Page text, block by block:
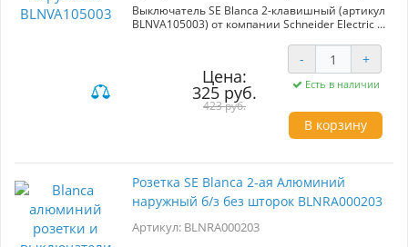
Выключатель SE Blanca 2-клавишный (артикул
BLNVA105003) от компании Schneider Electric –
освещением в вашем доме или офисе.
Изготовленный из алюминия и
предназначенный для наружной установки,
этот выключатель сочетает в себе стильный
внешний вид и функциональность. Он может
работать в сетях с напряжением до 250В и
током до 10А. Благодаря двум клавишам, вы
источника света одновременно, что
значительно упрощает использование
освещения в помещениях. Установка
механизма не требует специальных навыков,
интерьер. Выбор выключателя SE Blanca – это
Цена:
325 руб.
423 руб.
- +
Есть в наличии
В корзину
Розетка SE Blanca 2-ая Алюминий
наружный б/з без шторок BLNRA000203
Артикул: BLNRA000203